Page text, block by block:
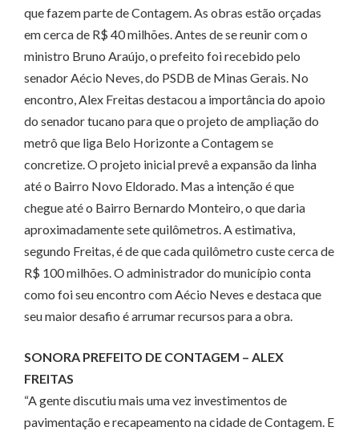
que fazem parte de Contagem. As obras estão orçadas
em cerca de R$ 40 milhões. Antes de se reunir com o
ministro Bruno Araújo, o prefeito foi recebido pelo
senador Aécio Neves, do PSDB de Minas Gerais. No
encontro, Alex Freitas destacou a importância do apoio
do senador tucano para que o projeto de ampliação do
metrô que liga Belo Horizonte a Contagem se
concretize. O projeto inicial prevê a expansão da linha
até o Bairro Novo Eldorado. Mas a intenção é que
chegue até o Bairro Bernardo Monteiro, o que daria
aproximadamente sete quilômetros. A estimativa,
segundo Freitas, é de que cada quilômetro custe cerca de
R$ 100 milhões. O administrador do município conta
como foi seu encontro com Aécio Neves e destaca que
seu maior desafio é arrumar recursos para a obra.
SONORA PREFEITO DE CONTAGEM – ALEX
FREITAS
“A gente discutiu mais uma vez investimentos de
pavimentação e recapeamento na cidade de Contagem. E